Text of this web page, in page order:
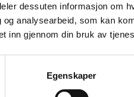
dessuten informasjon om
analysearbeid, som kan
inn gjennom din bruk av
Egenskaper